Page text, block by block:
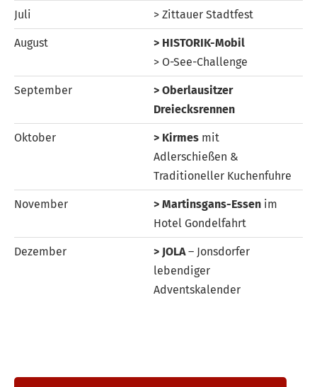
Juli > Zittauer Stadtfest
August
> HISTORIK-Mobil
> O-See-Challenge
September
> Oberlausitzer
Dreiecksrennen
Oktober > Kirmes mit
Adlerschießen &
Traditioneller Kuchenfuhre
November > Martinsgans-Essen im
Hotel Gondelfahrt
Dezember > JOLA– Jonsdorfer
lebendiger
Adventskalender